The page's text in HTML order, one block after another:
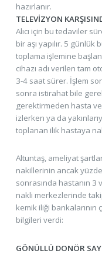
hazırlanır.
TELEVİZYON
Alıcı için bu tedaviler
bir aşı yapılır. 5
toplama işlemine
cihazı adı verilen tam
3-4 saat sürer. İşlem
sonra istirahat bile
gerektirmeden hasta
izlerken ya da
toplanan ilik hastaya
Altuntaş, ameliyat
nakillerinin ancak
sonrasında hastanın
nakli merkezlerinde
kemik iliği bankalarının
bilgileri verdi:
GÖNÜLLÜ DONÖR